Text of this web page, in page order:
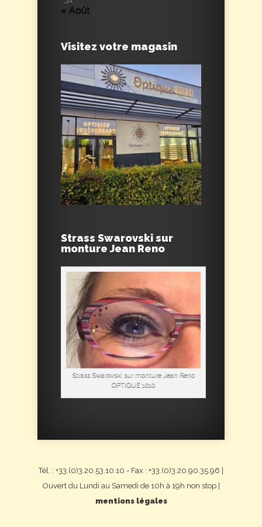
« Août
Visitez votre magasin
Strass Swarovski sur
monture Jean Reno
Strass Swarovski sur monture Jean Reno
OPTIQUE 1010
Tél. : +33.(0)3.20.53.10.10 - Fax : +33.(0)3.20.90.35.96 |
Ouvert du Lundi au Samedi de 10h à 19h non stop |
mentions légales